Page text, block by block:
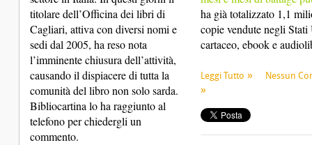
titolare dell’Officina dei libri di
Cagliari, attiva con diversi nomi e
sedi dal 2005, ha reso nota
l’imminente chiusura dell’attività,
causando il dispiacere di tutta la
comunità del libro non solo sarda.
Bibliocartina lo ha raggiunto al
telefono per chiedergli un
commento.
ha già totalizzato 1,1
copie vendute negli
cartaceo, ebook e
Leggi Tutto Nessun